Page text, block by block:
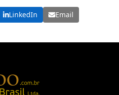
LinkedIn Email